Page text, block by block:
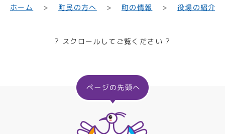
ホーム 町民の方へ 町の情報 役場の紹介
? スクロールしてご覧ください ?